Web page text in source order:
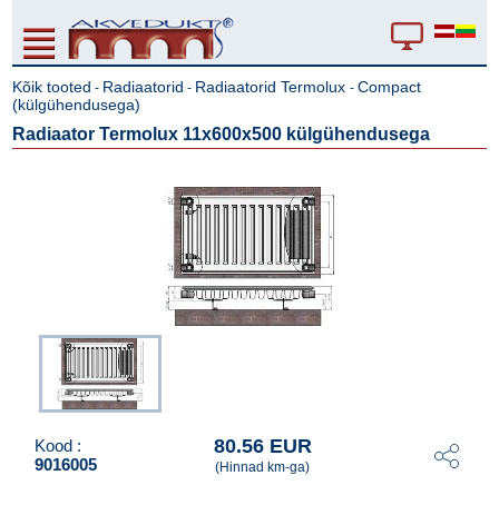
Kõik tooted - Radiaatorid - Radiaatorid Termolux-Compact
(külgühendusega)
Radiaator Termolux 11x600x500 külgühendusega
Kood :
9016005
80.56 EUR
(Hinnad km-ga)